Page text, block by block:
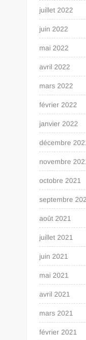
juillet 2022
juin 2022
mai 2022
avril 2022
mars 2022
février 2022
janvier 2022
décembre
novembre
octobre 2021
septembre
août 2021
juillet 2021
juin 2021
mai 2021
avril 2021
mars 2021
février 2021